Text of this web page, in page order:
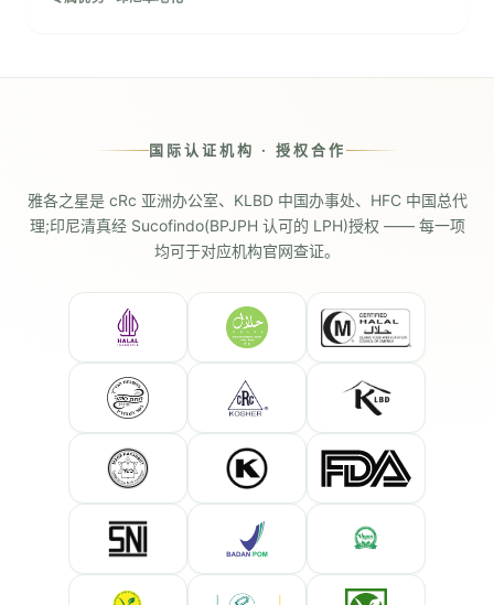
国际认证机构 · 授权合作
雅各之星是 cRc 亚洲办公室、KLBD 中国办事处、HFC 中国总代
理;印尼清真经 Sucofindo(BPJPH 认可的 LPH)授权 —— 每一项
均可于对应机构官网查证。